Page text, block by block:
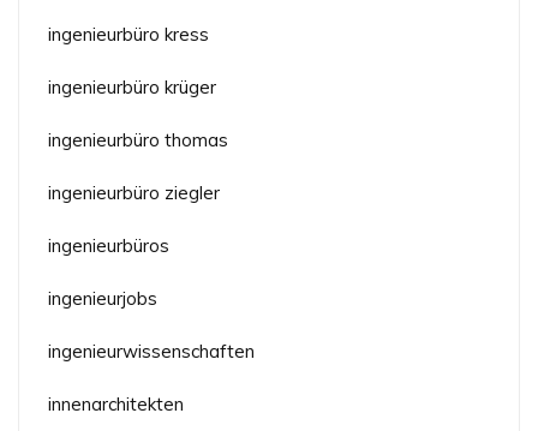
ingenieurbüro kress
ingenieurbüro krüger
ingenieurbüro thomas
ingenieurbüro ziegler
ingenieurbüros
ingenieurjobs
ingenieurwissenschaften
innenarchitekten